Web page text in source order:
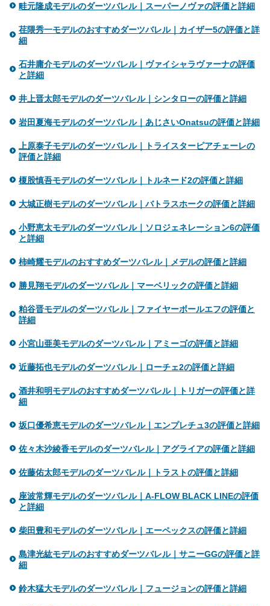
畦元隆成モデルのダーツバレル｜スーパーノヴァの評価と詳細
荏隈秀一モデルのおすすめダーツバレル｜カイザー5の評価と詳
細
石井庸介モデルのダーツバレル｜ヴァイシャラヴァーナの評価
と詳細
井上晋太郎モデルのダーツバレル｜シンタローの評価と詳細
岩田夏海モデルのダーツバレル｜あじさいOnatsuの評価と詳細
上原泰子モデルのダーツバレル｜トライスターピアチェーレの
評価と詳細
榎股慎吾モデルのダーツバレル｜トルネード2の評価と詳細
大城正樹モデルのダーツバレル｜バトラスホークの評価と詳細
小野恵太モデルのダーツバレル｜ソロジェネレーション6の評価
と詳細
柿崎耀モデルのおすすめダーツバレル｜メデルの評価と詳細
勝見翔モデルのダーツバレル｜マーベリックの評価と詳細
粕谷晋モデルのダーツバレル｜ファイヤーボールエフの評価と
詳細
小宮山亜美モデルのダーツバレル｜アミーゴの評価と詳細
近藤拓也モデルのダーツバレル｜ローチェ2の評価と詳細
酒井和明モデルのおすすめダーツバレル｜トリガーの評価と詳
細
坂口優希恵モデルのダーツバレル｜エンプレチュ3の評価と詳細
佐々木沙綾香モデルのダーツバレル｜アグライアの評価と詳細
佐藤佑太郎モデルのダーツバレル｜トラストの評価と詳細
座波常輝モデルのダーツバレル｜A-FLOW BLACK LINEの評価
と詳細
柴田豊和モデルのダーツバレル｜エーペックスの評価と詳細
島津光紘モデルのおすすめダーツバレル｜サニーGGの評価と詳
細
鈴木猛大モデルのダーツバレル｜フュージョンの評価と詳細